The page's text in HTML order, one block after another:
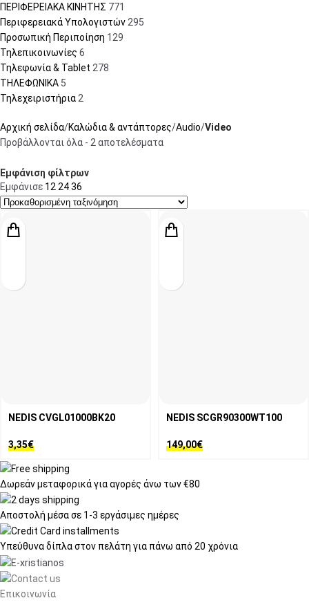
ΠΕΡΙΦΕΡΕΙΑΚΑ ΚΙΝΗΤΗΣ 771
Περιφερειακά Υπολογιστών295
Προσωπική Περιποίηση 129
Τηλεπικοινωνίες 6
Τηλεφωνία & Tablet 278
ΤΗΛΕΦΩΝΙΚΑ 5
Τηλεχειριστήρια2
Αρχική σελίδα Καλώδια & αντάπτορες Audio Video
Προβάλλονται όλα - 2 αποτελέσματα
Εμφάνιση φίλτρων
Εμφάνισε 122436
NEDIS CVGL01000BK20
3,35€
NEDIS SCGR90300WT100
149,00€
Δωρεάν μεταφορικάγια αγορές άνω των €80
Αποστολή μέσα σε 1-3 εργάσιμες ημέρες
Υπεύθυνα δίπλα στον πελάτη για πάνω από 20 χρόνια
Επικοινωνία